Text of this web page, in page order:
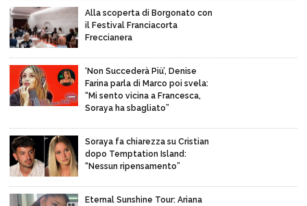
Alla scoperta di Borgonato con
il Festival Franciacorta
Freccianera
‘Non Succederà Più’, Denise
Farina parla di Marco poi svela:
“Mi sento vicina a Francesca,
Soraya ha sbagliato”
Soraya fa chiarezza su Cristian
dopo Temptation Island:
“Nessun ripensamento”
Eternal Sunshine Tour: Ariana